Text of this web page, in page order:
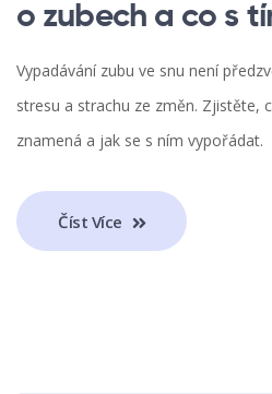
o zubech a co s
Vypadávání zubu ve snu není
stresu a strachu ze změn. Zjistěte,
znamená a jak se s ním vypořádat.
Číst Více